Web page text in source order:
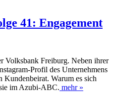
41: Engagement
Volksbank Freiburg. Neben ihrer
Profil des Unternehmens
Kundenbeirat. Warum es sich
im Azubi-ABC. mehr »